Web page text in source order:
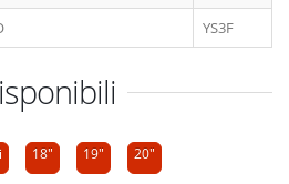
YS3F
18" 19" 20"